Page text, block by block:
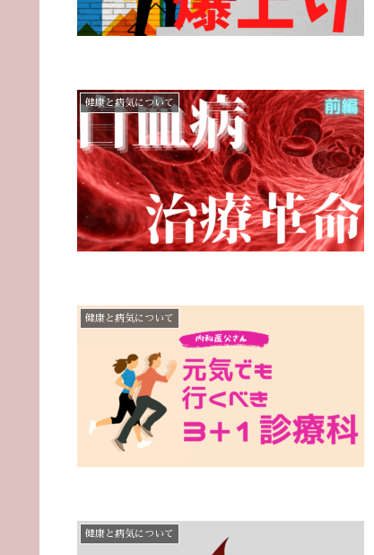
健康と病気について
健康と病気について
健康と病気について